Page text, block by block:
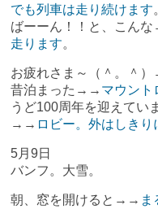
でも列車は走り続けます
ばーーん！！と、こん
走ります。
お疲れさま～（＾。＾
昔泊まった→→ マウント
うど100周年を迎えてい
→→ ロビー。外はしき
5月9日
バンフ。大雪。
朝、窓を開けると→→ ま